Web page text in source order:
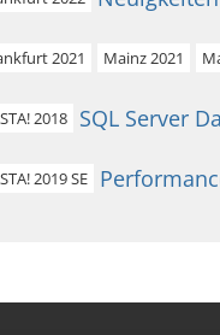
2021 Mainz 2021
2018 SQL Server
2019 SE